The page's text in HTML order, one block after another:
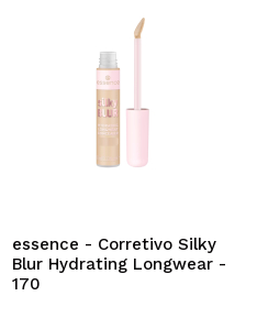
essence - Corretivo Silky
Blur Hydrating Longwear -
170